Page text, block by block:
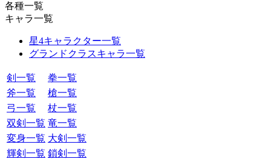
各種一覧
キャラ一覧
星4キャラクター一覧
グランドクラスキャラ一覧
剣一覧
拳一覧
斧一覧
槍一覧
弓一覧
杖一覧
双剣一覧 竜一覧
変身一覧 大剣一覧
輝剣一覧 鎖剣一覧